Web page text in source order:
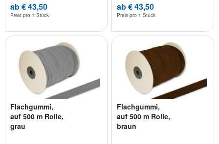
ab € 43,50
Preis pro 1 Stück
ab € 43,50
Preis pro 1 Stück
Flachgummi,
auf 500 m Rolle,
grau
Flachgummi,
auf 500 m Rolle,
braun